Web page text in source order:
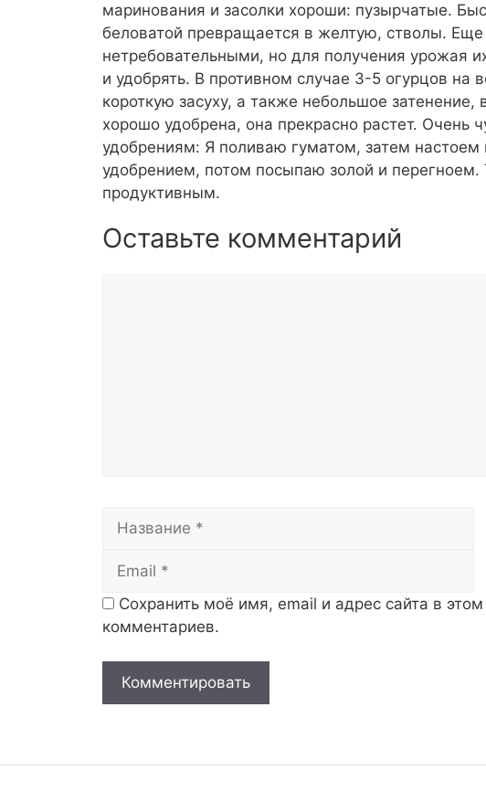
маринования и засолки хороши: пузырчатые.
беловатой превращается в желтую, стволы.
нетребовательными, но для получения урожая
и удобрять. В противном случае 3-5 огурцов на
короткую засуху, а также небольшое
хорошо удобрена, она прекрасно растет. Очень
удобрениям: Я поливаю гуматом, затем
удобрением, потом посыпаю золой и перегноем.
продуктивным.
Оставьте комментарий
Сохранить моё имя, email и адрес сайта в
комментариев.